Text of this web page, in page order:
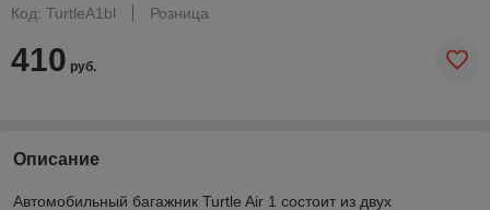
Код: TurtleA1bl
Розница
410 руб.
Описание
Автомобильный багажник Turtle Air 1 состоит из двух